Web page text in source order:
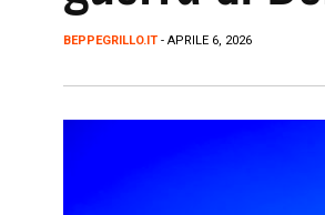
BEPPEGRILLO.IT - APRILE 6, 2026